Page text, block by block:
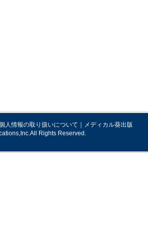
人情報の取り扱いについて ｜ メディカル葵出版
Rights Reserved.